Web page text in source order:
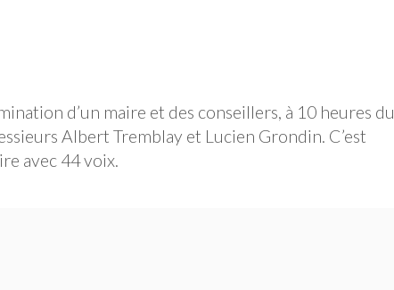
d’un maire et des conseillers, à 10 heures du
Albert Tremblay et Lucien Grondin. C’est
avec 44 voix.